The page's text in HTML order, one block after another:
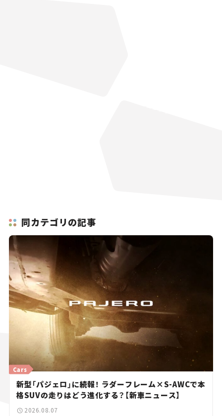
同カテゴリの記事
新型「パジェロ」に続報！ ラダーフレーム×S-AWCで本
格SUVの走りはどう進化する？【新車ニュース】
Cars
2026.08.07